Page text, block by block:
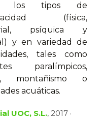
los tipos de
(física,
psíquica y
y en variedad de
tales como
paralímpicos,
montañismo o
acuáticas.
UOC, S.L., 2017 ·